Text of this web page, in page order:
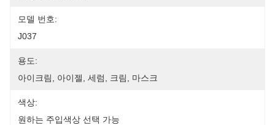
모델 번호:
J037
용도:
아이크림, 아이젤, 세럼, 크림, 마스크
색상:
원하는 주입색상 선택 가능